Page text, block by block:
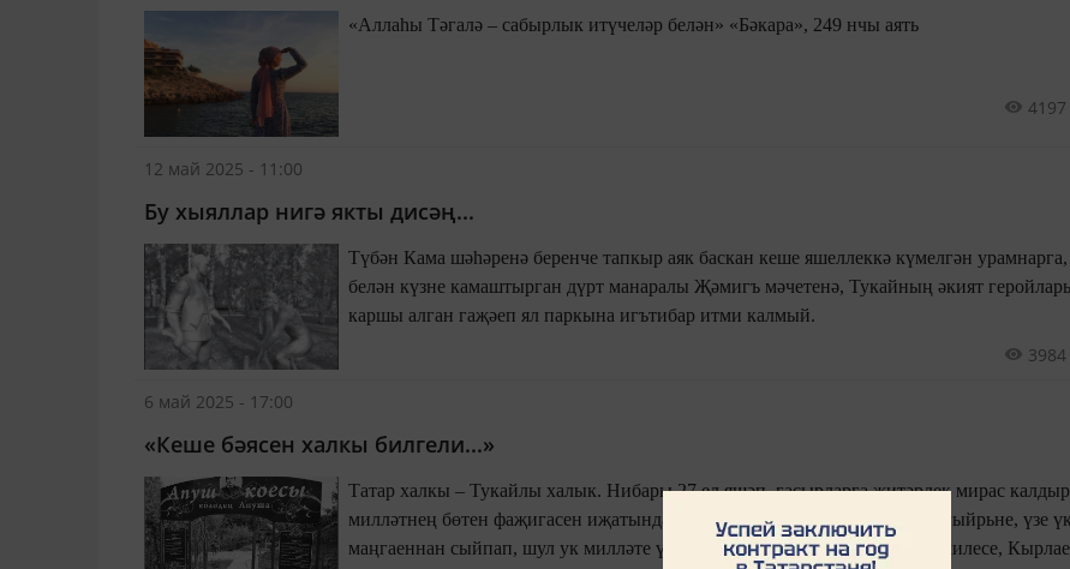
«Аллаһы Тәгалә – сабырлык итүчеләр белән» «Бәкара», 249 нчы аять
4197
12 май 2025 - 11:00
Бу хыяллар нигә якты дисәң...
Түбән Кама шәһәренә беренче тапкыр аяк баскан кеше яшеллеккә күмелгән
белән күзне камаштырган дүрт манаралы Җәмигъ мәчетенә, Тукайның әкият
каршы алган гаҗәеп ял паркына игътибар итми калмый.
3984
6 май 2025 - 17:00
«Кеше бәясен халкы билгели...»
Татар халкы – Тукайлы халык. Нибары 27 ел яшәп, гасырларга җитәрлек мирас
милләтнең бөтен фаҗигасен иҗатында чагылдырырга өлгергән олуг шагыйрьне, үзе
маңгаеннан сыйпап, шул ук милләте үстергән, Арчаның Кушлавычы, Өчилесе, Кырлае,